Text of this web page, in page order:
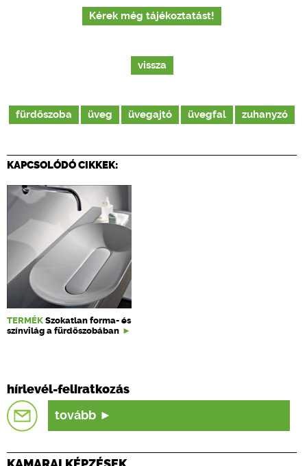
Kérek még tájékoztatást!
vissza
fürdőszoba üveg üvegajtó üvegfal zuhanyzó
KAPCSOLÓDÓ CIKKEK:
TERMÉK Szokatlan forma- és
színvilág a fürdőszobában
hírlevél-feliratkozás
tovább